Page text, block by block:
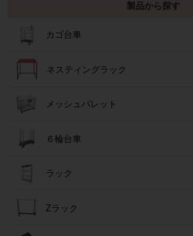
製品から探す
カゴ台車
ネスティングラック
メッシュパレット
６輪台車
ラック
Zラック